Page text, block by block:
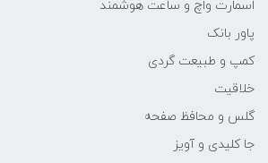
اسمارت واچ و ساعت هوشمند
پاور بانک
کمپ و طبیعت گردی
خلاقیت
گلس و محافظ صفحه
جا کلیدی و آویز